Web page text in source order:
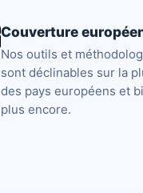
Couverture
Nos outils et
sont déclinables sur la
des pays européens et
plus encore.